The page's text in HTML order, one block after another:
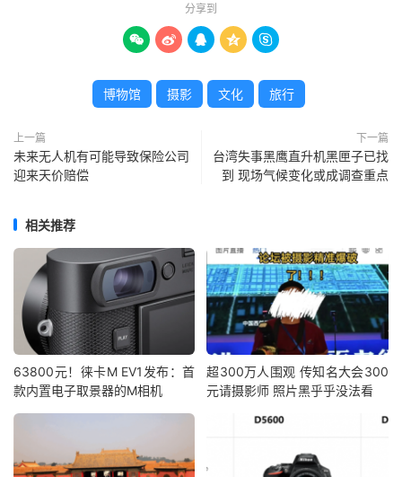
分享到
    
博物馆 摄影 文化 旅行
上一篇
未来无人机有可能导致保险公司
迎来天价赔偿
下一篇
台湾失事黑鹰直升机黑匣子已找
到 现场气候变化或成调查重点
相关推荐
63800元！徕卡M EV1发布：首
款内置电子取景器的M相机
超300万人围观 传知名大会300
元请摄影师 照片黑乎乎没法看